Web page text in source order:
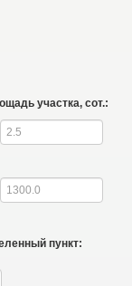
участка, сот.:
пункт: